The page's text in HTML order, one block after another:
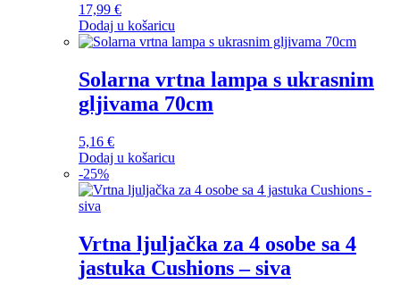
17,99 €
Dodaj u košaricu
Solarna vrtna lampa s ukrasnim
gljivama 70cm
5,16 €
Dodaj u košaricu
-25%
Vrtna ljuljačka za 4 osobe sa 4
jastuka Cushions – siva